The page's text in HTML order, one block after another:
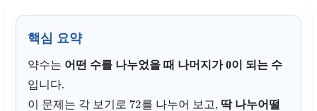
핵심 요약
약수는 어떤 수를 나누었을 때 나머지가 0이 되는 수
입니다.
이 문제는 각 보기로 72를 나누어 보고, 딱 나누어떨